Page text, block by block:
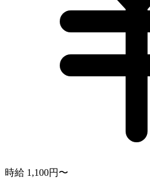
時給 1,100円〜